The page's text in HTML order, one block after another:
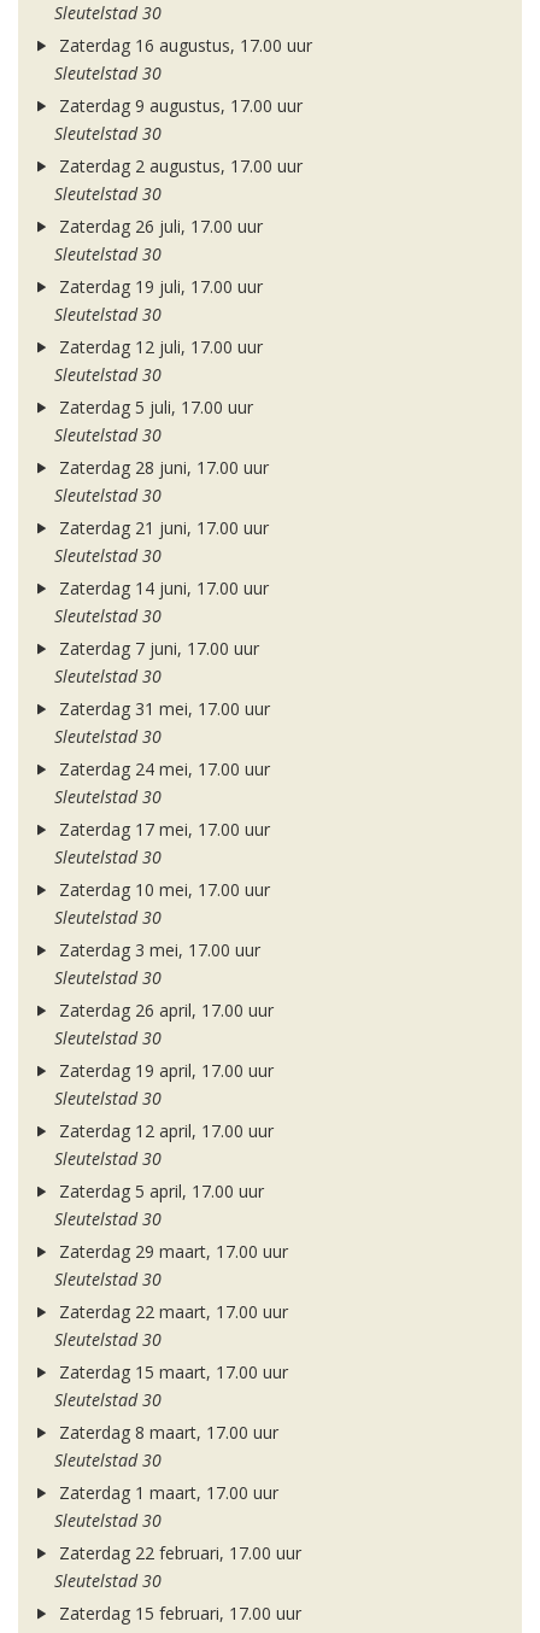
Sleutelstad 30
Zaterdag 16 augustus, 17.00 uur
Sleutelstad 30
Zaterdag 9 augustus, 17.00 uur
Sleutelstad 30
Zaterdag 2 augustus, 17.00 uur
Sleutelstad 30
Zaterdag 26 juli, 17.00 uur
Sleutelstad 30
Zaterdag 19 juli, 17.00 uur
Sleutelstad 30
Zaterdag 12 juli, 17.00 uur
Sleutelstad 30
Zaterdag 5 juli, 17.00 uur
Sleutelstad 30
Zaterdag 28 juni, 17.00 uur
Sleutelstad 30
Zaterdag 21 juni, 17.00 uur
Sleutelstad 30
Zaterdag 14 juni, 17.00 uur
Sleutelstad 30
Zaterdag 7 juni, 17.00 uur
Sleutelstad 30
Zaterdag 31 mei, 17.00 uur
Sleutelstad 30
Zaterdag 24 mei, 17.00 uur
Sleutelstad 30
Zaterdag 17 mei, 17.00 uur
Sleutelstad 30
Zaterdag 10 mei, 17.00 uur
Sleutelstad 30
Zaterdag 3 mei, 17.00 uur
Sleutelstad 30
Zaterdag 26 april, 17.00 uur
Sleutelstad 30
Zaterdag 19 april, 17.00 uur
Sleutelstad 30
Zaterdag 12 april, 17.00 uur
Sleutelstad 30
Zaterdag 5 april, 17.00 uur
Sleutelstad 30
Zaterdag 29 maart, 17.00 uur
Sleutelstad 30
Zaterdag 22 maart, 17.00 uur
Sleutelstad 30
Zaterdag 15 maart, 17.00 uur
Sleutelstad 30
Zaterdag 8 maart, 17.00 uur
Sleutelstad 30
Zaterdag 1 maart, 17.00 uur
Sleutelstad 30
Zaterdag 22 februari, 17.00 uur
Sleutelstad 30
Zaterdag 15 februari, 17.00 uur